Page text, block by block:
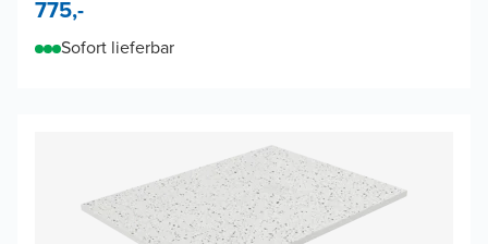
775,-
Sofort lieferbar